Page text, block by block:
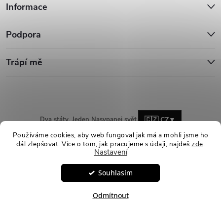
Používáme cookies, aby web fungoval jak má a mohli jsme ho
dál zlepšovat. Více o tom, jak pracujeme s údaji, najdešzde.
Nastavení
Odmítnout
Souhlasím
Informace
Podpora
Trápí mě
Dva státy. Jeden Nasypanej svět. 🇨🇿 CZ▼
Vytvořil Shoptet
nastavení cookies